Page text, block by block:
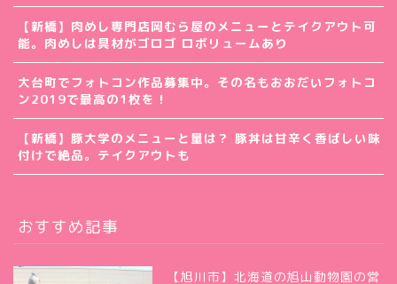
【新橋】肉めし専門店岡むら屋のメニューとテイクアウト可
能。肉めしは具材がゴロゴ ロボリュームあり
大台町でフォトコン作品募集中。その名もおおだいフォトコ
ン2019で最高の1枚を！
【新橋】豚大学のメニューと量は？ 豚丼は甘辛く香ばしい味
付けで絶品。テイクアウトも
おすすめ記事
【旭川市】北海道の旭山動物園の営